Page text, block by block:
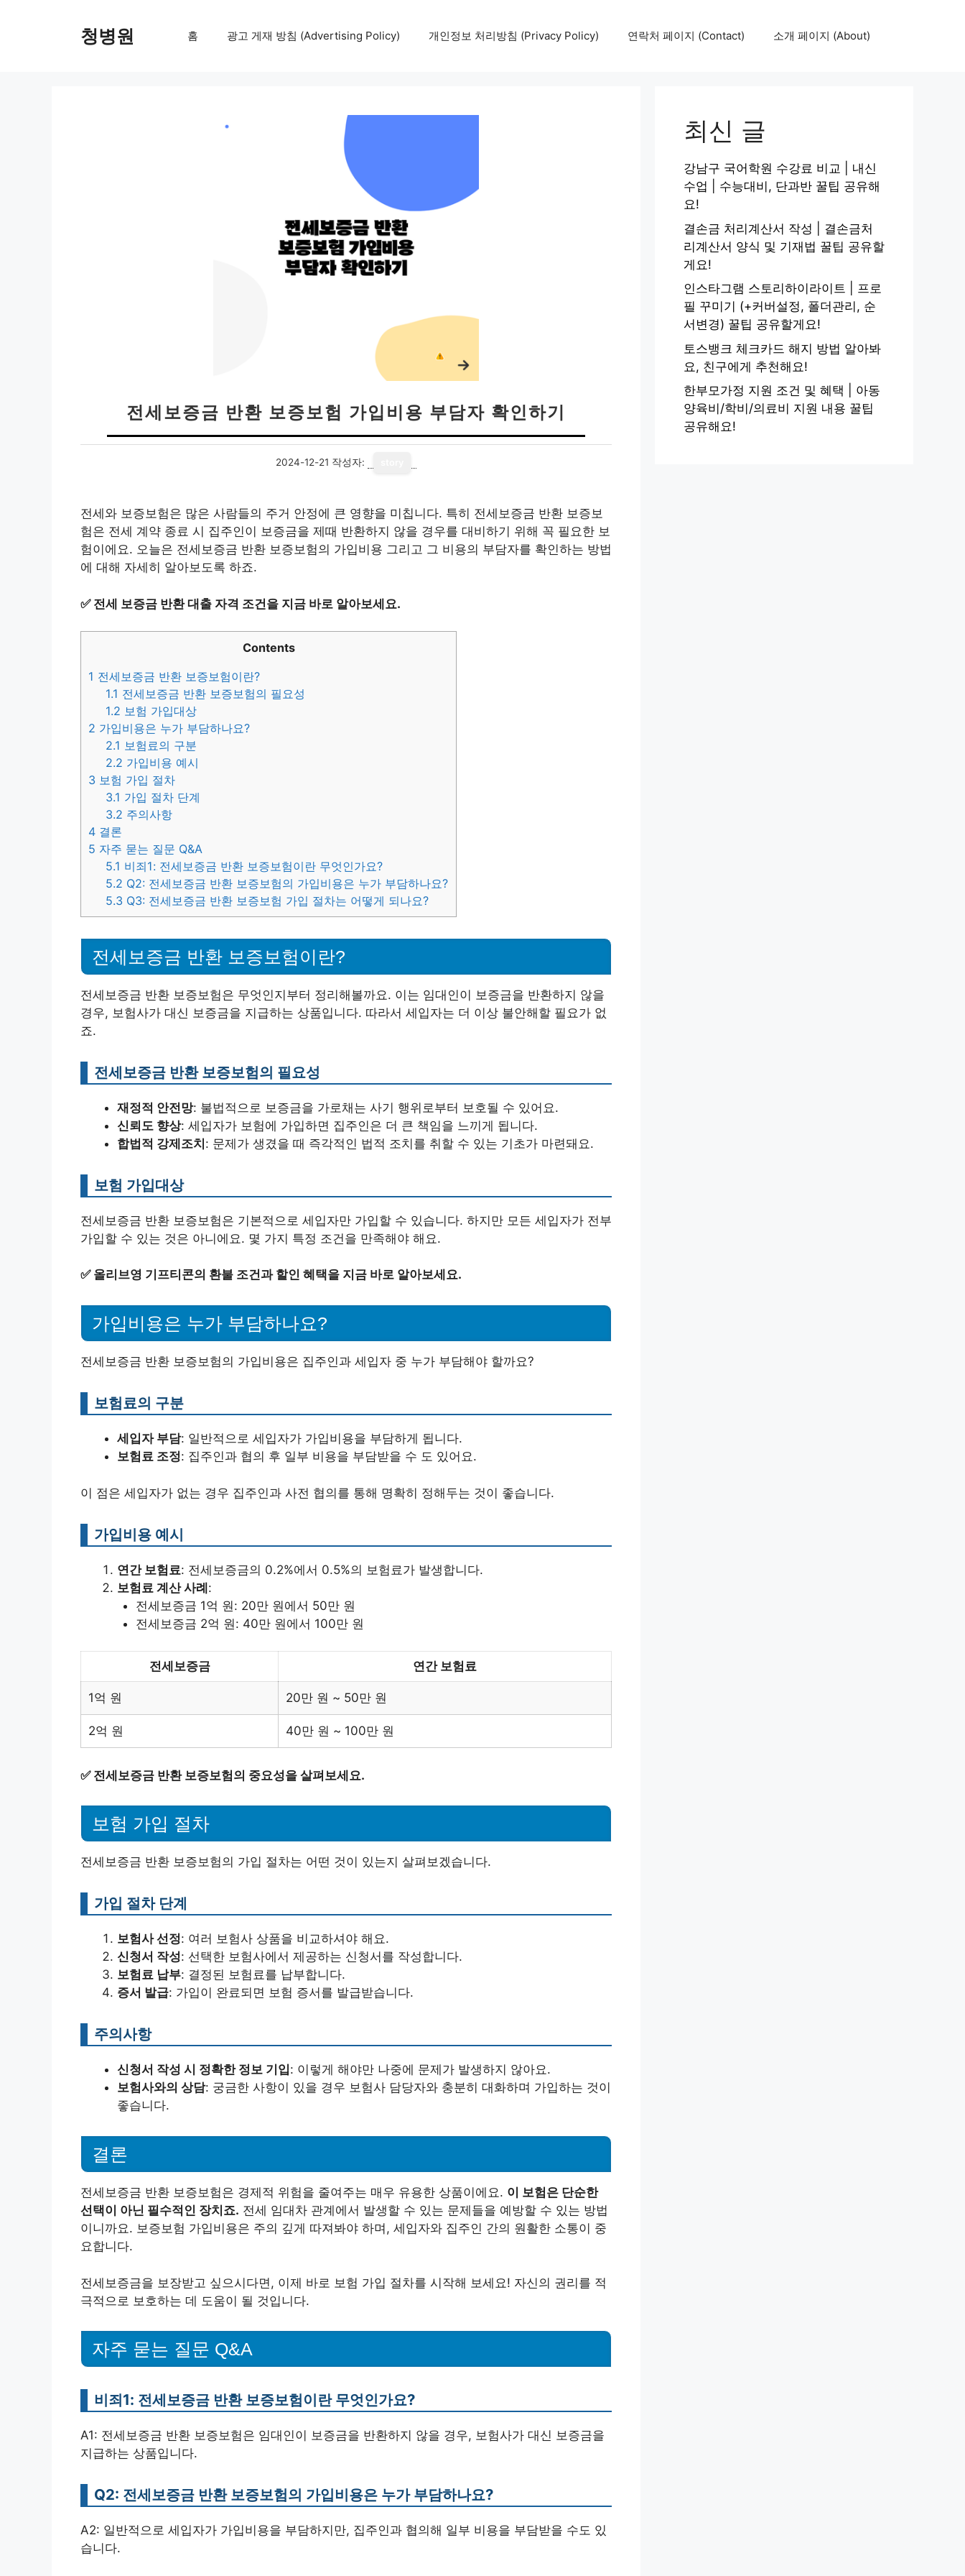
청병원 홈 광고 게재 방침 (Advertising Policy) 개인정보 처리방침 (Privacy Policy) 연락처 페이지 (Contact) 소개 페이지 (About)
전세보증금 반환 보증보험 가입비용 부담자 확인하기
2024-12-21 작성자:
전세와 보증보험은 많은 사람들의 주거 안정에 큰 영향을 미칩니다. 특히 전세보증금 반환 보증보
험은 전세 계약 종료 시 집주인이 보증금을 제때 반환하지 않을 경우를 대비하기 위해 꼭 필요한 보
험이에요. 오늘은 전세보증금 반환 보증보험의 가입비용 그리고 그 비용의 부담자를 확인하는 방법
에 대해 자세히 알아보도록 하죠.
✅ 전세 보증금 반환 대출 자격 조건을 지금 바로 알아보세요.
Contents
1 전세보증금 반환 보증보험이란?
1.1 전세보증금 반환 보증보험의 필요성
1.2 보험 가입대상
2 가입비용은 누가 부담하나요?
2.1 보험료의 구분
2.2 가입비용 예시
3 보험 가입 절차
3.1 가입 절차 단계
3.2 주의사항
4 결론
5 자주 묻는 질문 Q&A
5.1 비죄1: 전세보증금 반환 보증보험이란 무엇인가요?
5.2 Q2: 전세보증금 반환 보증보험의 가입비용은 누가 부담하나요?
5.3 Q3: 전세보증금 반환 보증보험 가입 절차는 어떻게 되나요?
전세보증금 반환 보증보험이란?
전세보증금 반환 보증보험은 무엇인지부터 정리해볼까요. 이는 임대인이 보증금을 반환하지 않을
경우, 보험사가 대신 보증금을 지급하는 상품입니다. 따라서 세입자는 더 이상 불안해할 필요가 없
죠.
전세보증금 반환 보증보험의 필요성
재정적 안전망: 불법적으로 보증금을 가로채는 사기 행위로부터 보호될 수 있어요.
신뢰도 향상: 세입자가 보험에 가입하면 집주인은 더 큰 책임을 느끼게 됩니다.
합법적 강제조치: 문제가 생겼을 때 즉각적인 법적 조치를 취할 수 있는 기초가 마련돼요.
보험 가입대상
전세보증금 반환 보증보험은 기본적으로 세입자만 가입할 수 있습니다. 하지만 모든 세입자가 전부
가입할 수 있는 것은 아니에요. 몇 가지 특정 조건을 만족해야 해요.
✅ 올리브영 기프티콘의 환불 조건과 할인 혜택을 지금 바로 알아보세요.
가입비용은 누가 부담하나요?
전세보증금 반환 보증보험의 가입비용은 집주인과 세입자 중 누가 부담해야 할까요?
보험료의 구분
세입자 부담: 일반적으로 세입자가 가입비용을 부담하게 됩니다.
보험료 조정: 집주인과 협의 후 일부 비용을 부담받을 수 도 있어요.
이 점은 세입자가 없는 경우 집주인과 사전 협의를 통해 명확히 정해두는 것이 좋습니다.
가입비용 예시
연간 보험료: 전세보증금의 0.2%에서 0.5%의 보험료가 발생합니다.
보험료 계산 사례:
전세보증금 1억 원: 20만 원에서 50만 원
전세보증금 2억 원: 40만 원에서 100만 원
전세보증금 연간 보험료
1억 원 20만 원 ~ 50만 원
2억 원 40만 원 ~ 100만 원
✅ 전세보증금 반환 보증보험의 중요성을 살펴보세요.
보험 가입 절차
전세보증금 반환 보증보험의 가입 절차는 어떤 것이 있는지 살펴보겠습니다.
가입 절차 단계
보험사 선정: 여러 보험사 상품을 비교하셔야 해요.
신청서 작성: 선택한 보험사에서 제공하는 신청서를 작성합니다.
보험료 납부: 결정된 보험료를 납부합니다.
증서 발급: 가입이 완료되면 보험 증서를 발급받습니다.
주의사항
신청서 작성 시 정확한 정보 기입: 이렇게 해야만 나중에 문제가 발생하지 않아요.
보험사와의 상담: 궁금한 사항이 있을 경우 보험사 담당자와 충분히 대화하며 가입하는 것이
좋습니다.
결론
전세보증금 반환 보증보험은 경제적 위험을 줄여주는 매우 유용한 상품이에요. 이 보험은 단순한
선택이 아닌 필수적인 장치죠. 전세 임대차 관계에서 발생할 수 있는 문제들을 예방할 수 있는 방법
이니까요. 보증보험 가입비용은 주의 깊게 따져봐야 하며, 세입자와 집주인 간의 원활한 소통이 중
요합니다.
전세보증금을 보장받고 싶으시다면, 이제 바로 보험 가입 절차를 시작해 보세요! 자신의 권리를 적
극적으로 보호하는 데 도움이 될 것입니다.
자주 묻는 질문 Q&A
비죄1: 전세보증금 반환 보증보험이란 무엇인가요?
A1: 전세보증금 반환 보증보험은 임대인이 보증금을 반환하지 않을 경우, 보험사가 대신 보증금을
지급하는 상품입니다.
Q2: 전세보증금 반환 보증보험의 가입비용은 누가 부담하나요?
A2: 일반적으로 세입자가 가입비용을 부담하지만, 집주인과 협의해 일부 비용을 부담받을 수도 있
습니다.
최신 글
강남구 국어학원 수강료 비교 | 내신
수업 | 수능대비, 단과반 꿀팁 공유해
요!
결손금 처리계산서 작성 | 결손금처
리계산서 양식 및 기재법 꿀팁 공유할
게요!
인스타그램 스토리하이라이트 | 프로
필 꾸미기 (+커버설정, 폴더관리, 순
서변경) 꿀팁 공유할게요!
토스뱅크 체크카드 해지 방법 알아봐
요, 친구에게 추천해요!
한부모가정 지원 조건 및 혜택 | 아동
양육비/학비/의료비 지원 내용 꿀팁
공유해요!